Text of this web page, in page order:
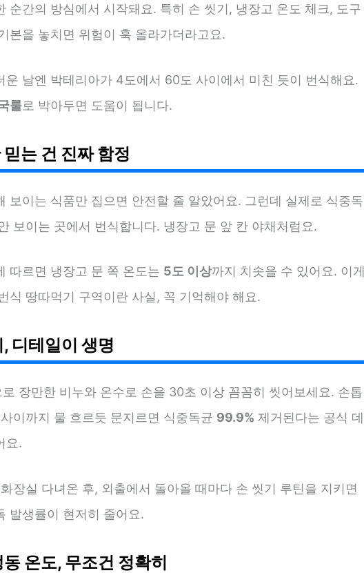
순간의 방심에서 시작돼요. 특히 손 씻기, 냉장고 온도 체크, 도구
본을 놓치면 위험이 훅 올라가더라고요.
운 날엔 박테리아가 4도에서 60도 사이에서 미친 듯이 번식해요.
룰로 박아두면 도움이 됩니다.
는 건 진짜 함정
보이는 식품만 집으면 안전할 줄 알았어요. 그런데 실제로 식중독
보이는 곳에서 번식합니다. 냉장고 문 앞 칸 야채처럼요.
따르면 냉장고 문 쪽 온도는 5도 이상까지 치솟을 수 있어요. 이게
식 땅따먹기 구역이란 사실, 꼭 기억해야 해요.
디테일이 생명
장만한 비누와 온수로 손을 30초 이상 꼼꼼히 씻어보세요. 손톱
이까지 물 흐르듯 문지르면 식중독균 99.9% 제거된다는 공식 데
요.
장실 다녀온 후, 외출에서 돌아올 때마다 손 씻기 루틴을 지키면
발생률이 현저히 줄어요.
온도, 무조건 정확히